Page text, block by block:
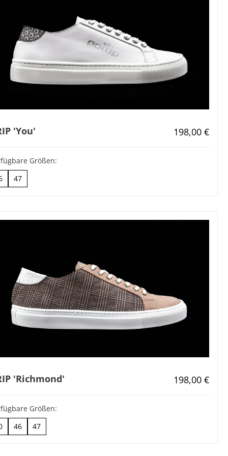
'You' Regulärer
198,00 €
Größen:
47
'Richmond' Regulärer
198,00 €
Größen:
46 47